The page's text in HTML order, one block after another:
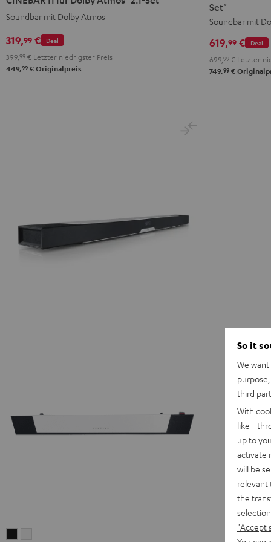
Dolby
Atmos
Set"
Dolby
Atmos
Set"
Soundbar mit Dolby Atmos
Deal
319,99 €
399, 99 € Letzter niedrigster Preis
449,99 € Originalpreis
Surround
für
Atmos
"4.1-
für
Dolby
Atmos
"4.1-
Set"
Set"
Soundbar mit
Deal
619,99 €
699, 99 € Letzter
749,99 €
So it
We
third
With
like -
up to
activate
will be
relevant
the
"Accept